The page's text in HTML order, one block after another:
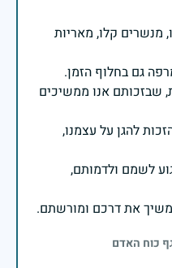
מנשרים קלו, מאריות
שבזכותם אנו ממשיכים
להגן על עצמנו,
לשמם ולדמותם,
את דרכם ומורשתם.
כוח האדם